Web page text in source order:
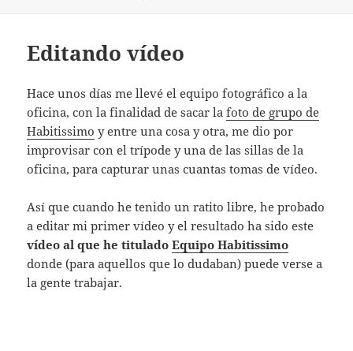
Editando vídeo
Hace unos días me llevé el equipo fotográfico a la
oficina, con la finalidad de sacar lafoto de grupo de
Habitissimo y entre una cosa y otra, me dio por
improvisar con el trípode y una de las sillas de la
oficina, para capturar unas cuantas tomas de vídeo.
Así que cuando he tenido un ratito libre, he probado
a editar mi primer vídeo y el resultado ha sido este
vídeo al que he tituladoEquipo Habitissimo
donde (para aquellos que lo dudaban) puede verse a
la gente trabajar.